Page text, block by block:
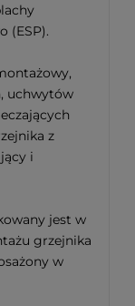
(ESP).
uchwytów
z
i
jest w
grzejnika
w